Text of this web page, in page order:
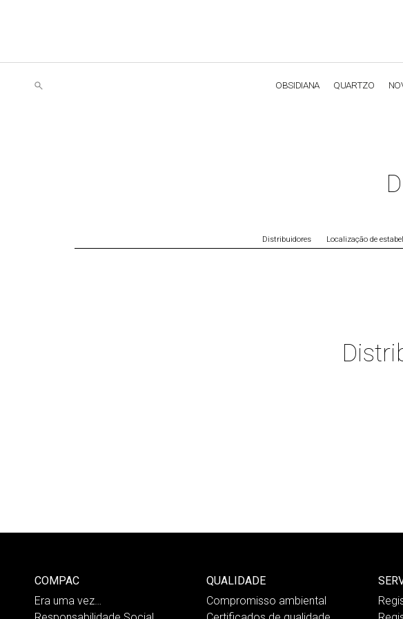
OBSIDIANA QUARTZO
Distribuidores Localização de
COMPAC
Era uma vez…
QUALIDADE
Compromisso ambiental